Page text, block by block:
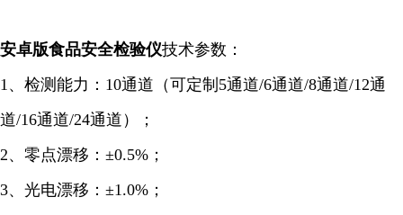
安卓版食品安全检验仪技术参数：
1、检测能力：10通道（可定制5通道/6通道/8通道/12通
道/16通道/24通道）；
2、零点漂移：±0.5%；
3、光电漂移：±1.0%；